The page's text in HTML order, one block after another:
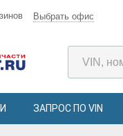
Выбрать офис
ЗАПРОС ПО VIN